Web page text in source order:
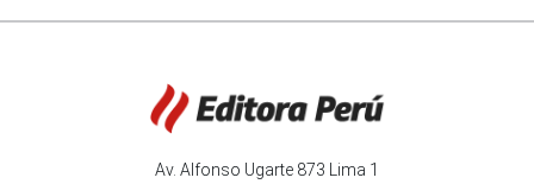
Av. Alfonso Ugarte 873 Lima 1